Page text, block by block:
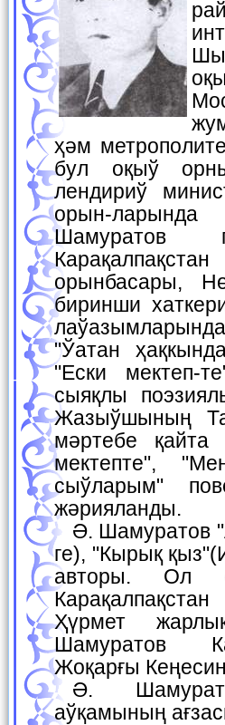
ҳәм
бул оқыў
лендириў
орын-ларында
Шамуратов
орынбасары,
биринши
"Ўатан
"Ески мектеп-
сыяқлы
Жазыўшының
мәртебе қайта
мектепте",
сыўларым"
жәрияланды.
Ә. Шамуратов "Арал қызы" (Ж. Аймурзаев пенен бир-
ге), "Кырық
авторы. Ол
Ҳүрмет
Шамуратов
Жоқарғы
Ә. Шамуратов 1941-жылдан Жазыўшылар
аўқамының